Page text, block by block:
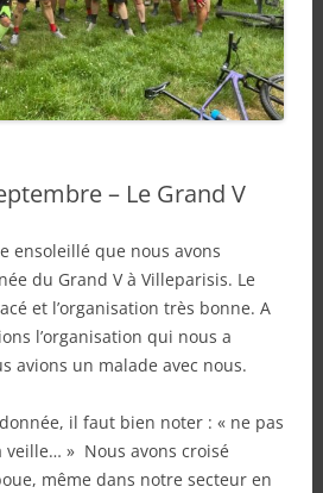
– Le Grand V
ensoleillé que nous avons
du Grand V à Villeparisis. Le
et l’organisation très bonne. A
l’organisation qui nous a
avions un malade avec nous.
il faut bien noter : « ne pas
» Nous avons croisé
même dans notre secteur en